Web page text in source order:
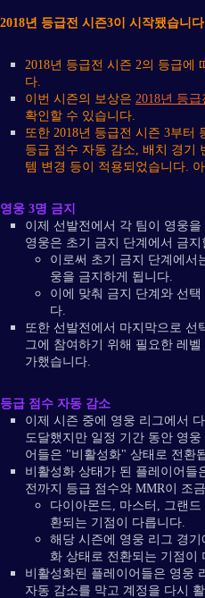
2018년 등급전 시즌3이 시작됐습니
2018년 등급전 시즌 2의 등급에
다.
이번 시즌의 보상은 2018년 등
확인할 수 있습니다.
또한 2018년 등급전 시즌 3부터
등급 점수 자동 감소, 배치 경기
템 변경 등이 적용되었습니다.
영웅 3명 금지
이제 선발전에서 각 팀이 영웅
영웅은 초기 금지 단계에서 금지
이로써 초기 금지 단계에서
웅을 금지하게 됩니다.
이에 맞춰 금지 단계와 선
다.
또한 선발전에서 마지막으로 선
그에 참여하기 위해 필요한 레
가했습니다.
등급 점수 자동 감소
이제 시즌 중에 영웅 리그에서
도달했지만 일정 기간 동안 영
어들은 "비활성화" 상태로 전환
비활성화 상태가 된 플레이어들
전까지 등급 점수와 MMR이 조
다이아몬드, 마스터, 그랜
환되는 기점이 다릅니다.
해당 시즌에 영웅 리그 경
화 상태로 전환되는 기점이
비활성화된 플레이어들은 영웅
자동 감소를 막고 계정을 다시